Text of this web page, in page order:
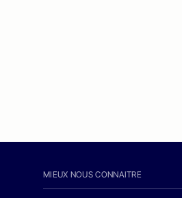
MIEUX NOUS CONNAITRE